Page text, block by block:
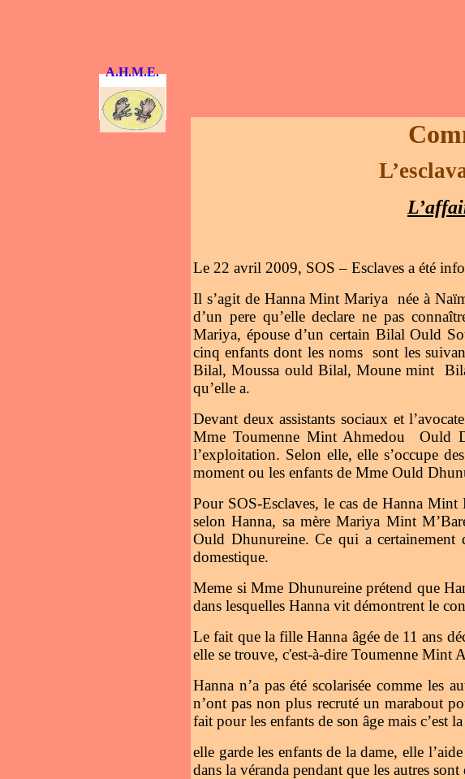
A.H.M.E.
Le 22 avril 2009, SOS – Esclaves a été
Il s’agit de Hanna Mint Mariya née à
d’un pere qu’elle declare ne pas
Mariya, épouse d’un certain Bilal Ould
cinq enfants dont les noms sont les
Bilal, Moussa ould Bilal, Moune mint
qu’elle a.
Devant deux assistants sociaux et
Mme Toumenne Mint Ahmedou Ould
l’exploitation. Selon elle, elle s’occupe
moment ou les enfants de Mme Ould
Pour SOS-Esclaves, le cas de Hanna Mint
selon Hanna, sa mère Mariya Mint
Ould Dhunureine. Ce qui a certainement
domestique.
Meme si Mme Dhunureine prétend que
dans lesquelles Hanna vit démontrent le
Le fait que la fille Hanna âgée de 11 ans
elle se trouve, c'est-à-dire Toumenne
Hanna n’a pas été scolarisée comme les
n’ont pas non plus recruté un marabout
fait pour les enfants de son âge mais c’est
elle garde les enfants de la dame, elle
dans la véranda pendant que les autres